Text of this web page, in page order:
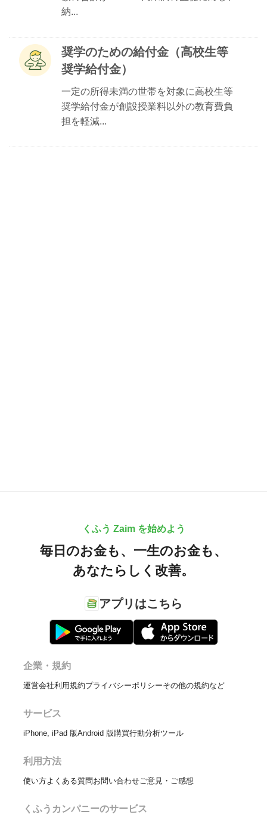
納...
奨学のための給付金（高校生等
奨学給付金）
一定の所得未満の世帯を対象に高校生等
奨学給付金が創設授業料以外の教育費負
担を軽減...
くふう Zaim を始めよう
毎日のお金も、 一生のお金も、
あなたらしく改善。
アプリはこちら
企業・規約
運営会社利用規約プライバシーポリシーその他の規約など
サービス
iPhone, iPad 版Android 版購買行動分析ツール
利用方法
使い方よくある質問お問い合わせご意見・ご感想
くふうカンパニーのサービス